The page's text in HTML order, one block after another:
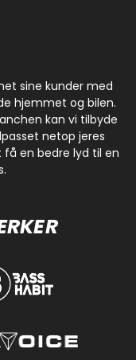
sine kunder med
hjemmet og bilen.
kan vi tilbyde
netop jeres
få en bedre lyd til en